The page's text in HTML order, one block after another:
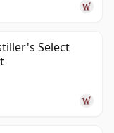
Select